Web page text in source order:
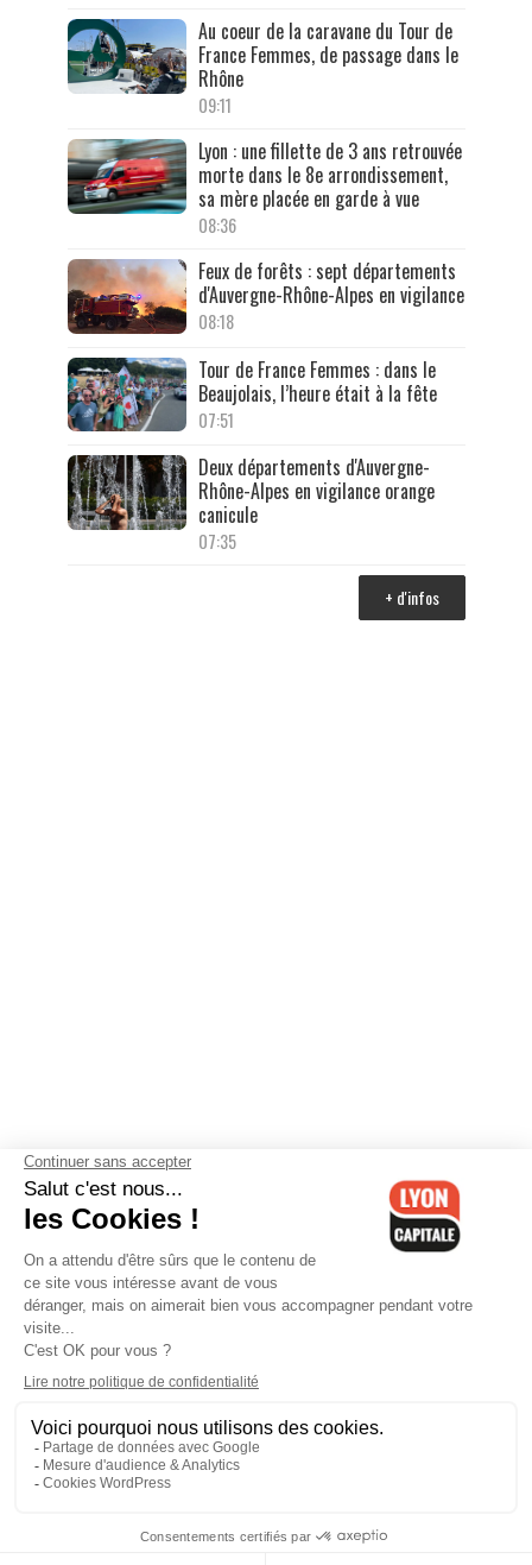
Au coeur de la caravane du Tour de
France Femmes, de passage dans le
Rhône
09:11
Lyon : une fillette de 3 ans retrouvée
morte dans le 8e arrondissement,
sa mère placée en garde à vue
08:36
Feux de forêts : sept départements
d'Auvergne-Rhône-Alpes en vigilance
08:18
Tour de France Femmes : dans le
Beaujolais, l’heure était à la fête
07:51
Deux départements d'Auvergne-
Rhône-Alpes en vigilance orange
canicule
07:35
+ d'infos
Contactez-nous-Mentions légales-CGV-Politique de
confidentialité-Gestion des cookies
Cedex 06